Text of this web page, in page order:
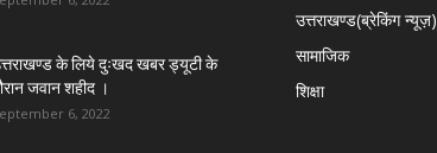
के लिये दुःखद खबर ड्यूटी के
जवान शहीद ।
6, 2022
उत्तराखण्ड(ब्रेकिंग न्यूज़)
सामाजिक
शिक्षा